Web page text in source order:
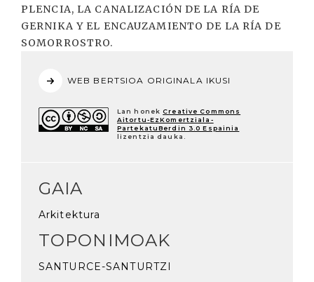
PLENCIA, LA CANALIZACIÓN DE LA RÍA DE
GERNIKA Y EL ENCAUZAMIENTO DE LA RÍA DE
SOMORROSTRO.
WEB BERTSIOA ORIGINALA IKUSI
Lan honek Creative Commons
Aitortu-EzKomertziala-
PartekatuBerdin 3.0 Espainia
lizentzia dauka.
GAIA
Arkitektura
TOPONIMOAK
SANTURCE-SANTURTZI